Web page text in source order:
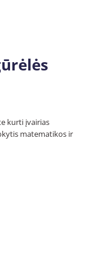
kurti įvairias
matematikos ir